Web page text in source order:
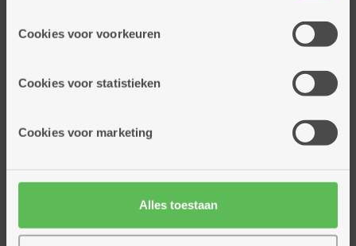
informatie over jouw (geanonimiseerd) gebruik van onze
partners kunnen deze gegevens combineren met andere
Cookies voor voorkeuren
Cookies voor statistieken
Cookies voor marketing
Alles toestaan
De Volte
Huis Archimedes
Dag- en nachtverblijf